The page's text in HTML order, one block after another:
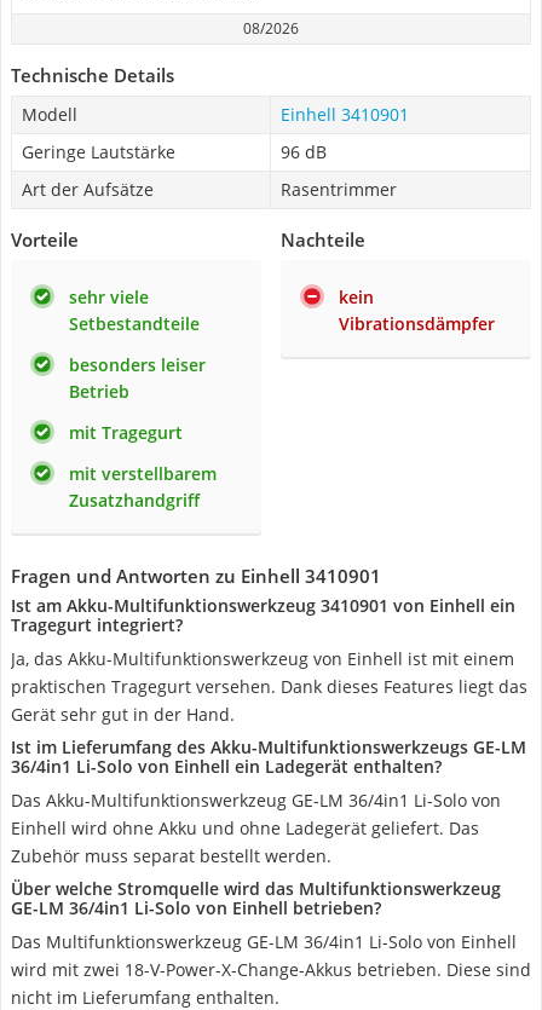
08/2026
Technische Details
Modell
Einhell ‎3410901
Geringe Lautstärke
96 dB
Art der Aufsätze
Rasentrimmer
Vorteile
sehr viele
Setbestandteile
besonders leiser
Betrieb
mit Tragegurt
mit verstellbarem
Zusatzhandgriff
Nachteile
kein
Vibrationsdämpfer
Fragen und Antworten zu Einhell ‎3410901
Ist am Akku-Multifunktionswerkzeug 3410901 von Einhell ein
Tragegurt integriert?
Ja, das Akku-Multifunktionswerkzeug von Einhell ist mit einem
praktischen Tragegurt versehen. Dank dieses Features liegt das
Gerät sehr gut in der Hand.
Ist im Lieferumfang des Akku-Multifunktionswerkzeugs GE-LM
36/4in1 Li-Solo von Einhell ein Ladegerät enthalten?
Das Akku-Multifunktionswerkzeug GE-LM 36/4in1 Li-Solo von
Einhell wird ohne Akku und ohne Ladegerät geliefert. Das
Zubehör muss separat bestellt werden.
Über welche Stromquelle wird das Multifunktionswerkzeug
GE-LM 36/4in1 Li-Solo von Einhell betrieben?
Das Multifunktionswerkzeug GE-LM 36/4in1 Li-Solo von Einhell
wird mit zwei 18-V-Power-X-Change-Akkus betrieben. Diese sind
nicht im Lieferumfang enthalten.